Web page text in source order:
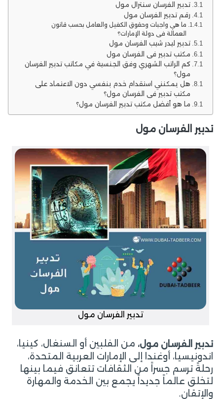
تدبير الفرسان سنترال مول
رقم تدبير الفرسان مول
ما هي واجبات وحقوق الكفيل والعامل بحسب قانون
العمالة في دولة الإمارات؟
تدبير ليدر شيب الفرسان مول
مكتب تدبير في الفرسان مول
كم الراتب الشهري وفق الجنسية في مكاتب تدبير الفرسان
مول؟
هل يمكنني استقدام خدم بنفسي دون الاعتماد على
مكتب تدبير في الفرسان مول؟
ما هو أفضل مكتب تدبير الفرسان مول؟
تدبير الفرسان مول
تدبير الفرسان مول
تدبير الفرسان مول، من الفلبين أو السنغال، كينيا،
اندونيسيا، أوغندا إلى الإمارات العربية المتحدة،
رحلةً ترسم جسراً من الثقافات تتعانق فيما بينها
لتخلق عالماً جديداً يجمع بين الخدمة والمهارة
والإتقان.